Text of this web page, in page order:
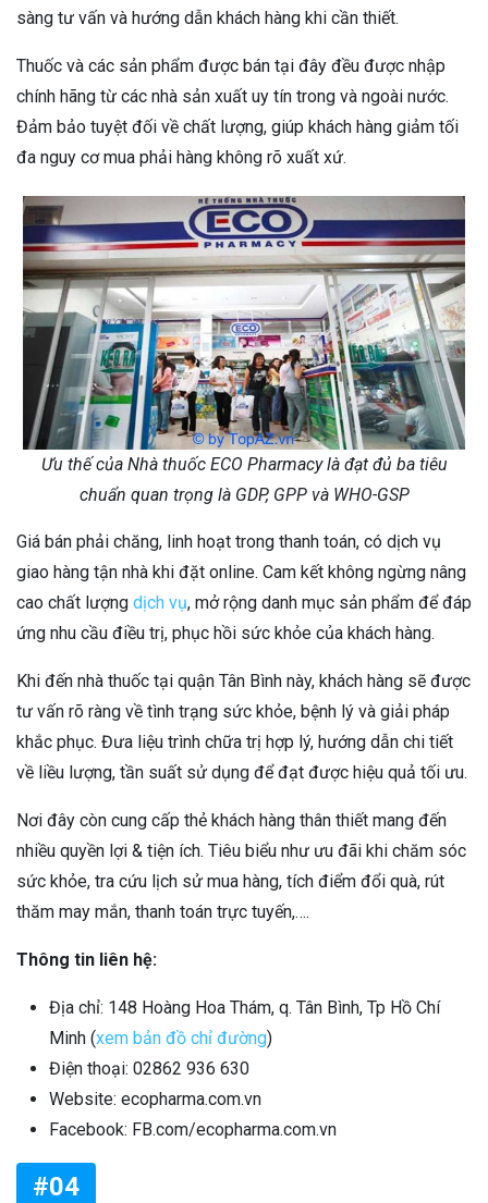
sàng tư vấn và hướng dẫn khách hàng khi cần thiết.
Thuốc và các sản phẩm được bán tại đây đều được nhập
chính hãng từ các nhà sản xuất uy tín trong và ngoài nước.
Đảm bảo tuyệt đối về chất lượng, giúp khách hàng giảm tối
đa nguy cơ mua phải hàng không rõ xuất xứ.
Ưu thế của Nhà thuốc ECO Pharmacy là đạt đủ ba tiêu
chuẩn quan trọng là GDP, GPP và WHO-GSP
Giá bán phải chăng, linh hoạt trong thanh toán, có dịch vụ
giao hàng tận nhà khi đặt online. Cam kết không ngừng nâng
cao chất lượng dịch vụ, mở rộng danh mục sản phẩm để đáp
ứng nhu cầu điều trị, phục hồi sức khỏe của khách hàng.
Khi đến nhà thuốc tại quận Tân Bình này, khách hàng sẽ được
tư vấn rõ ràng về tình trạng sức khỏe, bệnh lý và giải pháp
khắc phục. Đưa liệu trình chữa trị hợp lý, hướng dẫn chi tiết
về liều lượng, tần suất sử dụng để đạt được hiệu quả tối ưu.
Nơi đây còn cung cấp thẻ khách hàng thân thiết mang đến
nhiều quyền lợi & tiện ích. Tiêu biểu như ưu đãi khi chăm sóc
sức khỏe, tra cứu lịch sử mua hàng, tích điểm đổi quà, rút
thăm may mắn, thanh toán trực tuyến,….
Thông tin liên hệ:
Địa chỉ: 148 Hoàng Hoa Thám, q. Tân Bình, Tp Hồ Chí
Minh (xem bản đồ chỉ đường)
Điện thoại: 02862 936 630
Website: ecopharma.com.vn
Facebook: FB.com/ecopharma.com.vn
#04